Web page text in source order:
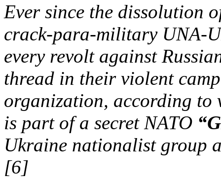
Ever since the dissolution
crack-para-military UNA-
every revolt against
thread in their violent
organization, according to
is part of a secret NATO
Ukraine nationalist group
[6]